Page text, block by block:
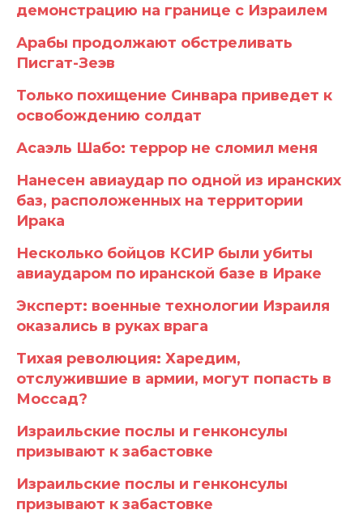
демонстрацию на границе с Израилем
Арабы продолжают обстреливать
Писгат-Зеэв
Только похищение Синвара приведет к
освобождению солдат
Асаэль Шабо: террор не сломил меня
Нанесен авиаудар по одной из иранских
баз, расположенных на территории
Ирака
Несколько бойцов КСИР были убиты
авиаударом по иранской базе в Ираке
Эксперт: военные технологии Израиля
оказались в руках врага
Тихая революция: Харедим,
отслужившие в армии, могут попасть в
Моссад?
Израильские послы и генконсулы
призывают к забастовке
Израильские послы и генконсулы
призывают к забастовке